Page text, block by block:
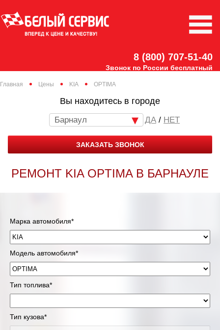
8 (800) 707-51-40
Звонок по России бесплатный
Главная Цены KIA OPTIMA
Вы находитесь в городе
Барнаул / НЕТ
ЗАКАЗАТЬ ЗВОНОК
РЕМОНТ KIA OPTIMA В БАРНАУЛЕ
Марка автомобиля*
Модель автомобиля*
Тип топлива*
Тип кузова*